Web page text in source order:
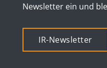
Newsletter ein und
IR-Newsletter